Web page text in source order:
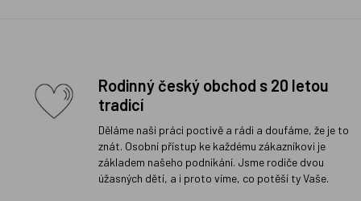
Rodinný český obchod s 20 letou
tradicí
Děláme naši práci poctivě a rádi a doufáme, že je to
znát. Osobní přístup ke každému zákazníkovi je
základem našeho podnikání. Jsme rodiče dvou
úžasných dětí, a i proto víme, co potěší ty Vaše.